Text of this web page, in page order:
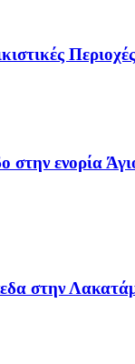
Περιοχές
στην ενορία
στην